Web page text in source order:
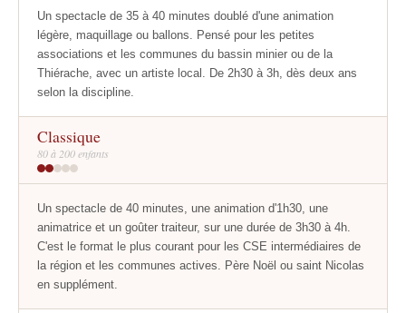
Un spectacle de 35 à 40 minutes doublé d'une animation
légère, maquillage ou ballons. Pensé pour les petites
associations et les communes du bassin minier ou de la
Thiérache, avec un artiste local. De 2h30 à 3h, dès deux ans
selon la discipline.
Classique
80 à 200 enfants
Un spectacle de 40 minutes, une animation d'1h30, une
animatrice et un goûter traiteur, sur une durée de 3h30 à 4h.
C'est le format le plus courant pour les CSE intermédiaires de
la région et les communes actives. Père Noël ou saint Nicolas
en supplément.